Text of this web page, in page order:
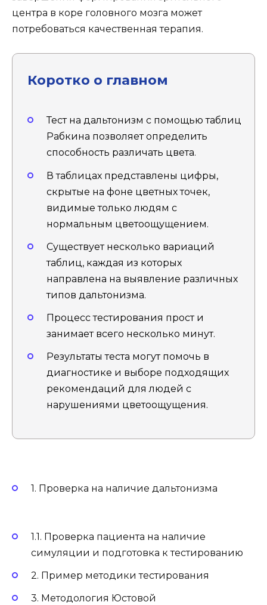
центра в коре головного мозга может
потребоваться качественная терапия.
Коротко о главном
Тест на дальтонизм с помощью таблиц
Рабкина позволяет определить
способность различать цвета.
В таблицах представлены цифры,
скрытые на фоне цветных точек,
видимые только людям с
нормальным цветоощущением.
Существует несколько вариаций
таблиц, каждая из которых
направлена на выявление различных
типов дальтонизма.
Процесс тестирования прост и
занимает всего несколько минут.
Результаты теста могут помочь в
диагностике и выборе подходящих
рекомендаций для людей с
нарушениями цветоощущения.
1. Проверка на наличие дальтонизма
1.1. Проверка пациента на наличие
симуляции и подготовка к тестированию
2. Пример методики тестирования
3. Методология Юстовой